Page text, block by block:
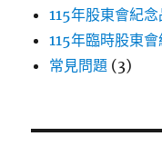
115年股東會紀念
115年臨時股東
常見問題 (3)